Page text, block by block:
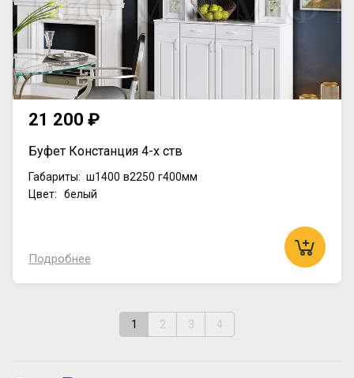
21 200 ₽
Буфет Констанция 4-х ств
Габариты: ш1400 в2250 г400мм
Цвет: белый
Подробнее
1 2 3 4